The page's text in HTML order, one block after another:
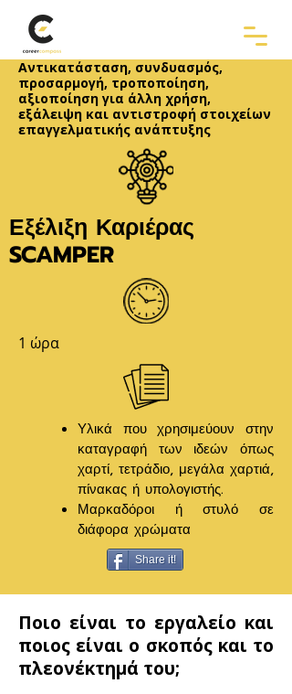
Αντικατάσταση, συνδυασμός,
προσαρμογή, τροποποίηση,
αξιοποίηση για άλλη χρήση,
εξάλειψη και αντιστροφή στοιχείων
επαγγελματικής ανάπτυξης
Εξέλιξη Καριέρας
SCAMPER
1 ώρα
Υλικά που χρησιμεύουν στην
καταγραφή των ιδεών όπως
χαρτί, τετράδιο, μεγάλα χαρτιά,
πίνακας ή υπολογιστής.
Μαρκαδόροι ή στυλό σε
διάφορα χρώματα
Share it!
Ποιο είναι το εργαλείο και
ποιος είναι ο σκοπός και το
πλεονέκτημά του;